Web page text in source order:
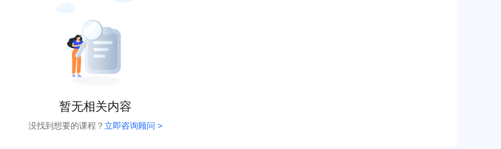
暂无相关内容
没找到想要的课程？ 立即咨询顾问 >